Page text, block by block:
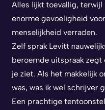
Alles lijkt toevallig, terwijl
enorme gevoeligheid
menselijkheid verraden.
Zelf sprak Levitt
beroemde uitspraak zegt
je ziet. Als het makkelijk
was, was ik wel schrijver
Een prachtige